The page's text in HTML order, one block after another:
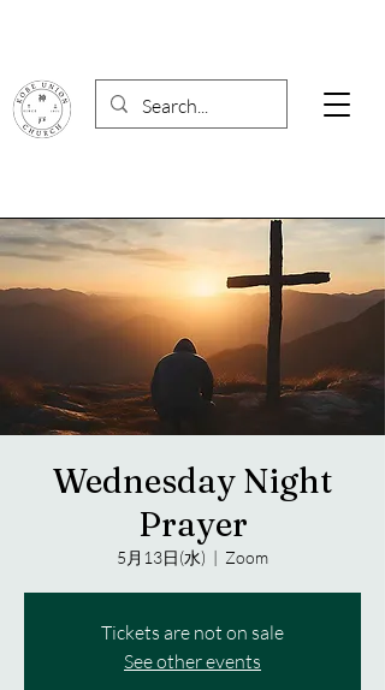
Wednesday Night
Prayer
5月13日(水)
  |
Zoom
Tickets are not on sale
See other events